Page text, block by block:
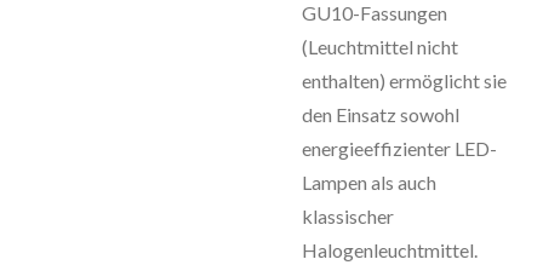
GU10-Fassungen
(Leuchtmittel nicht
enthalten) ermöglicht sie
den Einsatz sowohl
energieeffizienter LED-
Lampen als auch
klassischer
Halogenleuchtmittel.